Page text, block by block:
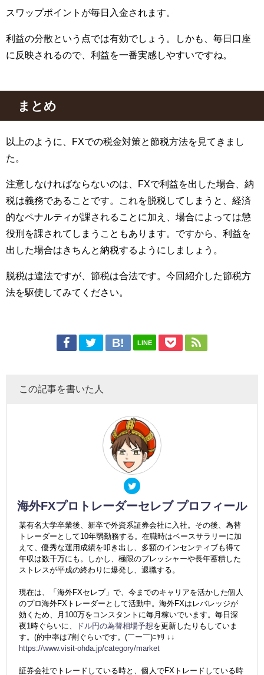
スワップポイントが毎日入金されます。
利益の分散という点では有効でしょう。しかも、毎日口座
に反映されるので、利益を一番実感しやすいですね。
まとめ
以上のように、FXでの税金対策と節税方法を見てきまし
た。
注意しなければならないのは、FXで利益を出した場合、納
税は義務であることです。これを脱税してしまうと、経済
的なペナルティが課されることに加え、場合によっては懲
役刑を課されてしまうこともあります。ですから、利益を
出した場合はきちんと納税するようにしましょう。
脱税は違法ですが、節税は合法です。今回紹介した節税方
法を駆使してみてください。
LINE
この記事を書いた人
海外FXプロトレーダーセレブ プロフィール
某有名大学卒業後、新卒で外資系証券会社に入社。その後、為替
トレーダーとして10年弱勤務する。在職時はベースサラリーに加
えて、優秀な運用成績を叩き出し、多額のインセンティブも得て
年収は数千万にも。しかし、極限のプレッシャーや長年蓄積した
ストレスが平成の終わりに爆発し、退職する。
現在は、「海外FXセレブ」で、今までのキャリアを活かした個人
のプロ海外FXトレーダーとして活動中。海外FXはレバレッジが
効くため、月100万をコンスタントに毎月稼いでいます。毎日深
夜1時ぐらいに、
ドル円の為替相場予想を更新したりもしていま
す。(的中率は7割ぐらいです。(￣ー￣)ﾆﾔﾘ ↓↓
https://www.visit-ohda.jp/category/market
証券会社でトレードしている時と、個人でFXトレードしている時